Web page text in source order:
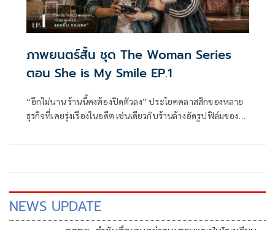
ภาพยนตร์สั้น ชุด The Woman Series
ตอน She is My Smile EP.1
“อีกไม่นาน ร้านนี้คงต้องปิดตัวลง” ประโยคคลาสสิกของหลาย
ธุรกิจที่เคยรุ่งเรืองในอดีต เช่นเดียวกับร้านล้างอัดรูปฟิล์มของ
NEWS UPDATE